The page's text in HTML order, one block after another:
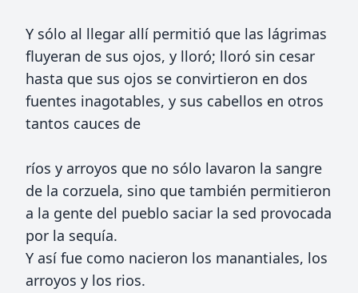
Y sólo al llegar allí permitió que las lágrimas
fluyeran de sus ojos, y lloró; lloró sin cesar
hasta que sus ojos se convirtieron en dos
fuentes inagotables, y sus cabellos en otros
tantos cauces de
ríos y arroyos que no sólo lavaron la sangre
de la corzuela, sino que también permitieron
a la gente del pueblo saciar la sed provocada
por la sequía.
Y así fue como nacieron los manantiales, los
arroyos y los rios.